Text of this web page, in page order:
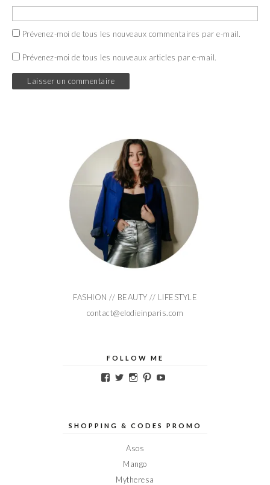
Prévenez-moi de tous les nouveaux commentaires par e-mail.
Prévenez-moi de tous les nouveaux articles par e-mail.
FASHION // BEAUTY // LIFESTYLE
contact@elodieinparis.com
FOLLOW ME
Voir
sur
Voir
sur
Voir
sur
Voir
sur sur
SHOPPING & CODES PROMO
Asos
Mango
Mytheresa